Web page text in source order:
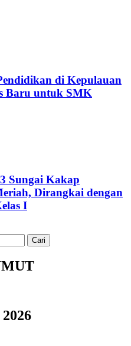
di Kepulauan
Baru untuk SMK
Sungai Kakap
Dirangkai dengan
I